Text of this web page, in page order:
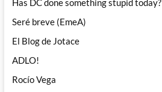
Seré breve (EmeA)
El Blog de Jotace
ADLO!
Rocío Vega